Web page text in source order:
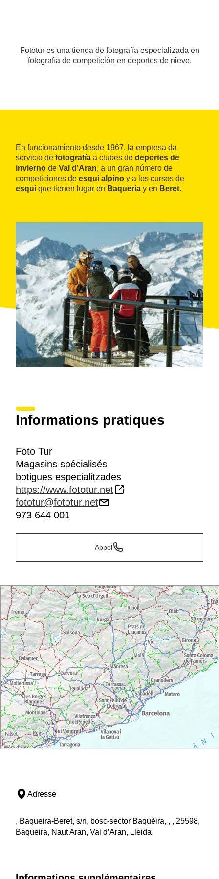
Fototur es una tienda de fotografía especializada en
fotografía de competición en deportes de nieve.
En funcionamiento desde 1967, la empresa da
servicio de fotografía a clubes de deportes de
invierno de Val d'Aran, a un gran número de
competiciones de esquí alpino y a los cursos de
esquí que tienen lugar en Baqueria y en Beret.
Informations pratiques
Foto Tur
Magasins spécialisés
botigues especialitzades
https://www.fototur.net
fototur@fototur.net
973 644 001
Appel
Adresse
, Baqueira-Beret, s/n, bosc-sector Baquèira, , , 25598,
Baqueira, Naut Aran, Val d’Aran, Lleida